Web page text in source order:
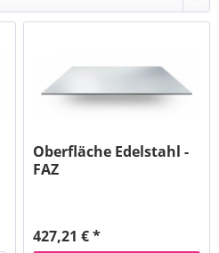
Oberfläche Edelstahl -
FAZ
427,21 € *